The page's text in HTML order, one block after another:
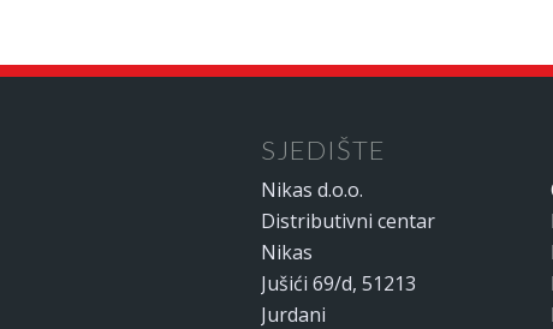
SJEDIŠTE
Nikas d.o.o.
Distributivni centar
Nikas
Jušići 69/d, 51213
Jurdani